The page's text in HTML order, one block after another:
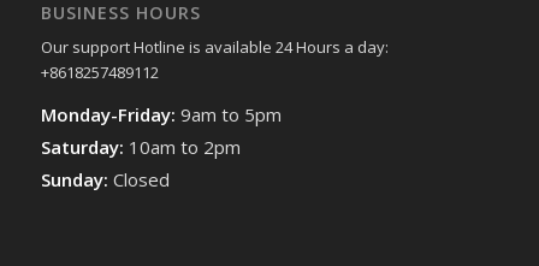
BUSINESS HOURS
Our support Hotline is available 24 Hours a day:
+8618257489112
Monday-Friday: 9am to 5pm
Saturday: 10am to 2pm
Sunday: Closed